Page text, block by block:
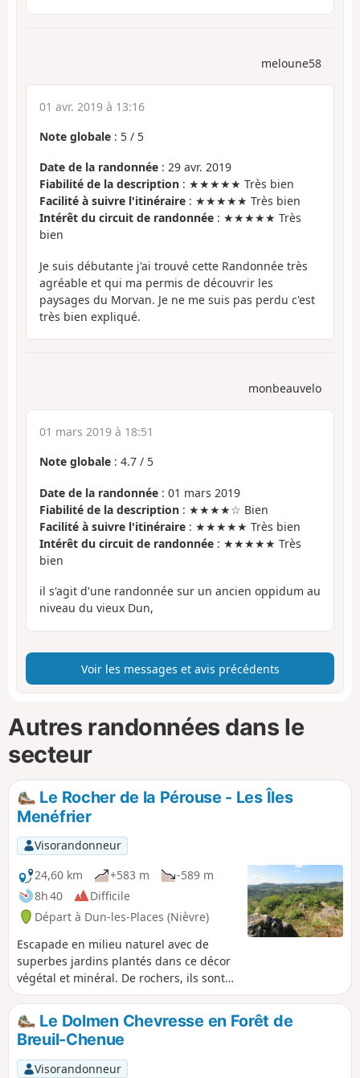
meloune58
01 avr. 2019 à 13:16
Note globale : 5 / 5
Date de la randonnée : 29 avr. 2019
Fiabilité de la description : ★★★★★ Très bien
Facilité à suivre l'itinéraire : ★★★★★ Très bien
Intérêt du circuit de randonnée : ★★★★★ Très
bien
Je suis débutante j'ai trouvé cette Randonnée très
agréable et qui ma permis de découvrir les
paysages du Morvan. Je ne me suis pas perdu c'est
très bien expliqué.
monbeauvelo
01 mars 2019 à 18:51
Note globale : 4.7 / 5
Date de la randonnée : 01 mars 2019
Fiabilité de la description : ★★★★☆ Bien
Facilité à suivre l'itinéraire : ★★★★★ Très bien
Intérêt du circuit de randonnée : ★★★★★ Très
bien
il s'agit d'une randonnée sur un ancien oppidum au
niveau du vieux Dun,
Voir les messages et avis précédents
Autres randonnées dans le
secteur
Le Rocher de la Pérouse - Les Îles
Menéfrier
Visorandonneur
24,60 km
+583 m
-589 m
8h 40
Difficile
Départ à Dun-les-Places (Nièvre)
Escapade en milieu naturel avec de
superbes jardins plantés dans ce décor
végétal et minéral. De rochers, ils sont
bel et bien présents, d'îles, elle n'ont
que le nom, mais, parfois, il semble bien
que l'on soit très loin du monde
urbanisé.
Le Dolmen Chevresse en Forêt de
Breuil-Chenue
Visorandonneur